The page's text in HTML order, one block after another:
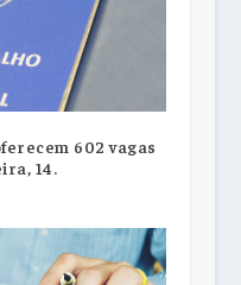
602 vagas
14.